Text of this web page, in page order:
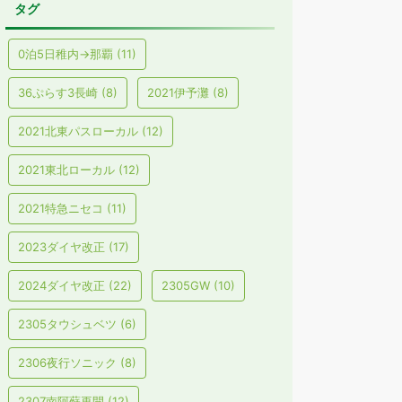
タグ
0泊5日稚内→那覇 (11)
36ぷらす3長崎 (8) 2021伊予灘 (8)
2021北東パスローカル (12)
2021東北ローカル (12)
2021特急ニセコ (11)
2023ダイヤ改正 (17)
2024ダイヤ改正 (22) 2305GW (10)
2305タウシュベツ (6)
2306夜行ソニック (8)